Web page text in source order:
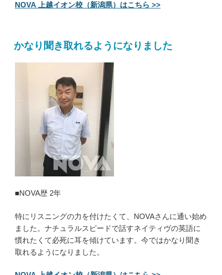
NOVA 上越イオン校（新潟県）はこちら >>
かなり聞き取れるようになりました
■NOVA歴 2年
特にリスニングの力を付けたくて、NOVAさんに通い始め
ました。ナチュラルスピードで話すネイティヴの英語に
慣れたくて必死に耳を傾けています。今ではかなり聞き
取れるようになりました。